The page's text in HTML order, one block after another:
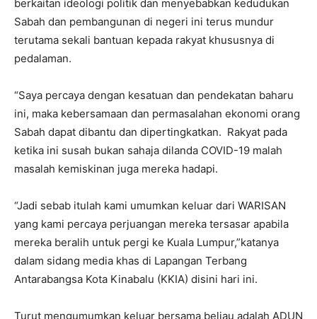
berkaitan ideologi politik dan menyebabkan kedudukan
Sabah dan pembangunan di negeri ini terus mundur
terutama sekali bantuan kepada rakyat khususnya di
pedalaman.
“Saya percaya dengan kesatuan dan pendekatan baharu
ini, maka kebersamaan dan permasalahan ekonomi orang
Sabah dapat dibantu dan dipertingkatkan. Rakyat pada
ketika ini susah bukan sahaja dilanda COVID-19 malah
masalah kemiskinan juga mereka hadapi.
“Jadi sebab itulah kami umumkan keluar dari WARISAN
yang kami percaya perjuangan mereka tersasar apabila
mereka beralih untuk pergi ke Kuala Lumpur,”katanya
dalam sidang media khas di Lapangan Terbang
Antarabangsa Kota Kinabalu (KKIA) disini hari ini.
Turut mengumumkan keluar bersama beliau adalah ADUN